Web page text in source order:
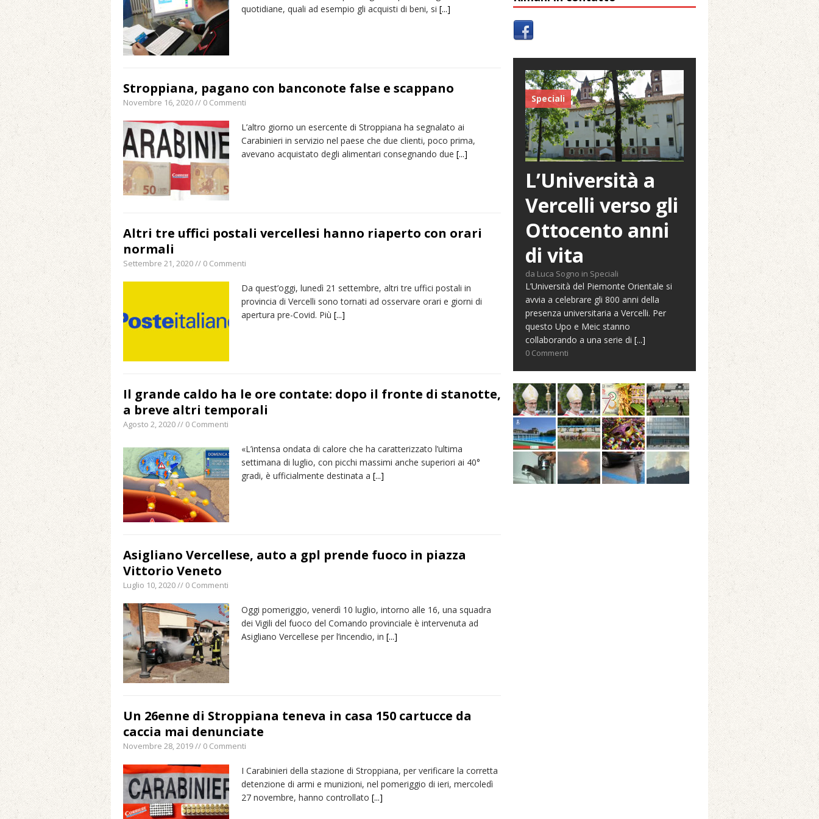
quotidiane, quali ad esempio gli acquisti di beni, si [...]
Stroppiana, pagano con banconote false e scappano
Novembre 16, 2020 // 0 Commenti
L’altro giorno un esercente di Stroppiana ha segnalato ai
Carabinieri in servizio nel paese che due clienti, poco prima,
avevano acquistato degli alimentari consegnando due [...]
Altri tre uffici postali vercellesi hanno riaperto con orari
normali
Settembre 21, 2020 // 0 Commenti
Da quest’oggi, lunedì 21 settembre, altri tre uffici postali in
provincia di Vercelli sono tornati ad osservare orari e giorni di
apertura pre-Covid. Più [...]
Il grande caldo ha le ore contate: dopo il fronte di stanotte,
a breve altri temporali
Agosto 2, 2020 // 0 Commenti
«L’intensa ondata di calore che ha caratterizzato l’ultima
settimana di luglio, con picchi massimi anche superiori ai 40°
gradi, è ufficialmente destinata a [...]
Asigliano Vercellese, auto a gpl prende fuoco in piazza
Vittorio Veneto
Luglio 10, 2020 // 0 Commenti
Oggi pomeriggio, venerdì 10 luglio, intorno alle 16, una squadra
dei Vigili del fuoco del Comando provinciale è intervenuta ad
Asigliano Vercellese per l’incendio, in [...]
Un 26enne di Stroppiana teneva in casa 150 cartucce da
caccia mai denunciate
Novembre 28, 2019 // 0 Commenti
I Carabinieri della stazione di Stroppiana, per verificare la corretta
detenzione di armi e munizioni, nel pomeriggio di ieri, mercoledì
27 novembre, hanno controllato [...]
Speciali
L’Università a
Vercelli verso gli
Ottocento anni
di vita
da Luca Sogno in Speciali
L’Università del Piemonte Orientale si
avvia a celebrare gli 800 anni della
presenza universitaria a Vercelli. Per
questo Upo e Meic stanno
collaborando a una serie di [...]
0 Commenti